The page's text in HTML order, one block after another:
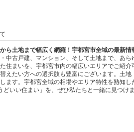
ら土地まで幅広く網羅！宇都宮市全域の最新情
中古戸建、マンション、そして土地まで、あ
住まいを、宇都宮市内の幅広いエリアでご紹
えたい方への選択肢も豊富にございます。土
ます。宇都宮全域の相場やエリア特性を熟知
うどいい住まい」を、ぜひ私たちと一緒に見